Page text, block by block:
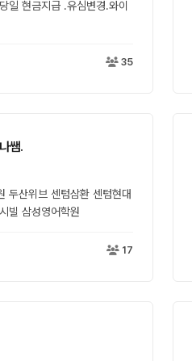
일 현금지급 .유심변경.와이
35
쌤.
빌 삼성영어학원
17